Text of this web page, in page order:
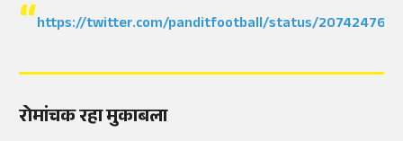
https://twitter.com/panditfootball/status/
रोमांचक रहा मुकाबला